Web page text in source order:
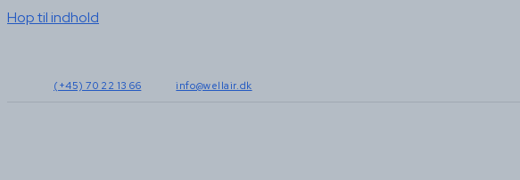
Hop til indhold
(+45) 70 22 13 66 info@wellair.dk